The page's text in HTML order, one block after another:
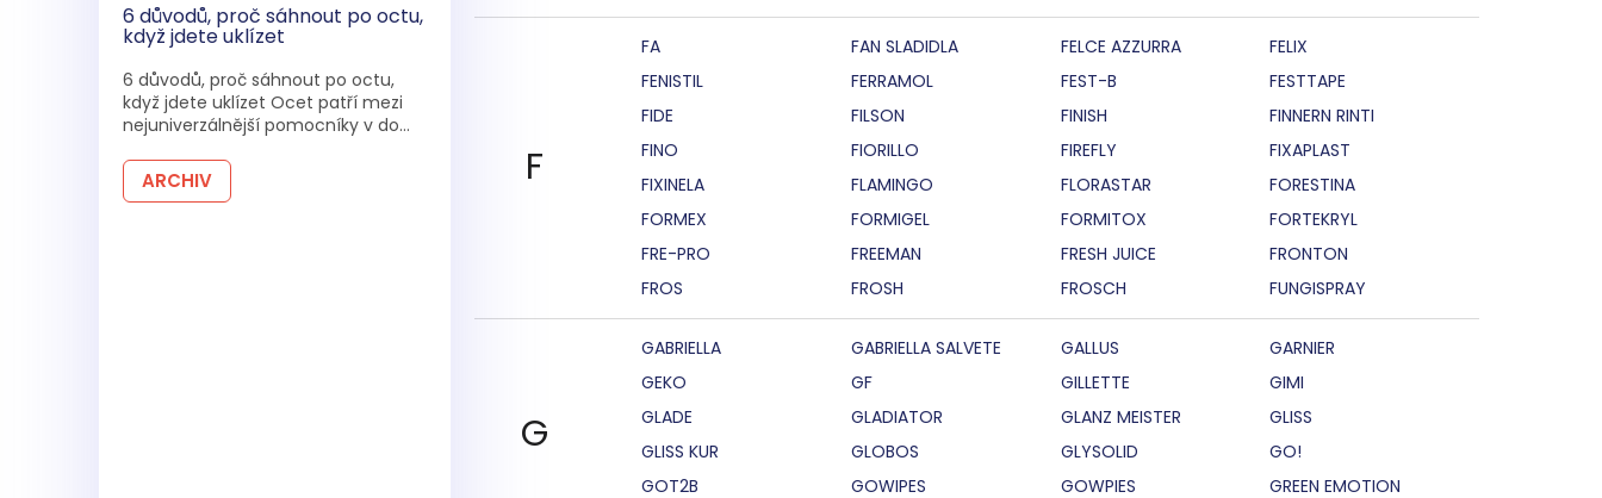
6 důvodů, proč sáhnout po octu,
když jdete uklízet
6 důvodů, proč sáhnout po octu,
když jdete uklízet Ocet patří mezi
nejuniverzálnější pomocníky v do...
ARCHIV F
FA FAN SLADIDLA FELCE AZZURRA
FELIX
FENISTIL
FERRAMOL FEST-B
FESTTAPE
FIDE
FILSON FINISH
FINNERN RINTI
FINO
FIORILLO FIREFLY
FIXAPLAST
FIXINELA
FLAMINGO FLORASTAR
FORESTINA
FORMEX
FORMIGEL FORMITOX
FORTEKRYL
FRE-PRO
FREEMAN FRESH JUICE
FRONTON
FROS
FROSH FROSCH FUNGISPRAY
G
GABRIELLA GABRIELLA SALVETE GALLUS
GARNIER
GEKO
GF GILLETTE
GIMI
GLADE
GLADIATOR GLANZ MEISTER
GLISS
GLISS KUR
GLOBOS GLYSOLID
GO!
GOT2B
GOWIPES GOWPIES GREEN EMOTION